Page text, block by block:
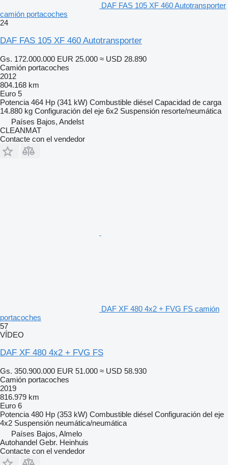
DAF FAS 105 XF 460 Autotransporter
camión portacoches
24
DAF FAS 105 XF 460 Autotransporter
Gs. 172.000.000 EUR 25.000 ≈ USD 28.890
Camión portacoches
2012
804.168 km
Euro 5
Potencia 464 Hp (341 kW) Combustible diésel Capacidad de carga
14.880 kg Configuración del eje 6x2 Suspensión resorte/neumática
Países Bajos, Andelst
CLEANMAT
Contacte con el vendedor
DAF XF 480 4x2 + FVG FS camión
portacoches
57
VÍDEO
DAF XF 480 4x2 + FVG FS
Gs. 350.900.000 EUR 51.000 ≈ USD 58.930
Camión portacoches
2019
816.979 km
Euro 6
Potencia 480 Hp (353 kW) Combustible diésel Configuración del eje
4x2 Suspensión neumática/neumática
Países Bajos, Almelo
Autohandel Gebr. Heinhuis
Contacte con el vendedor